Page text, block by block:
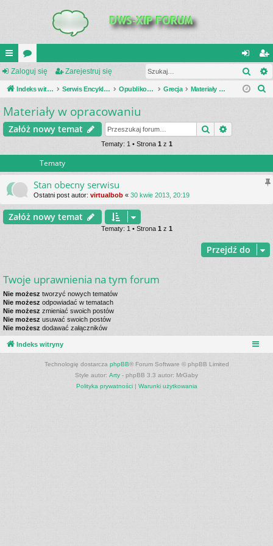
UI
C
K
_L
or
a
al
og
ar
ej
ę
Zaloguj się Zarejestruj się
Indeks witryny Serwis Encyklopedia Uzbrojenia Opublikowane zestawienia Grecja Materiały w opracowaniu
j
Materiały w opracowaniu
Załóż nowy temat Szukaj
Tematy: 1 • Strona 1 z 1
Tematy
Stan obecny serwisu
Ostatni post autor: virtualbob « 30 kwie 2013, 20:19
Załóż nowy temat
Tematy: 1 • Strona 1 z 1
Przejdź do
Twoje uprawnienia na tym forum
Nie możesz tworzyć nowych tematów
Nie możesz odpowiadać w tematach
Nie możesz zmieniać swoich postów
Nie możesz usuwać swoich postów
Nie możesz dodawać załączników
Indeks witryny
Technologię dostarcza phpBB® Forum Software © phpBB Limited
Style autor: Arty - phpBB 3.3 autor: MrGaby
Polityka prywatności| Warunki użytkowania